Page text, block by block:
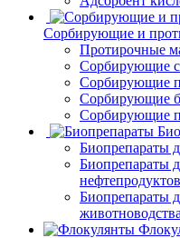
Сорбирующие и
Протирочные
Сорбирующие
Сорбирующие
Сорбирующие
Сорбирующие
Биопрепараты
Биопрепараты
нефтепродуктов
Биопрепараты
животноводства